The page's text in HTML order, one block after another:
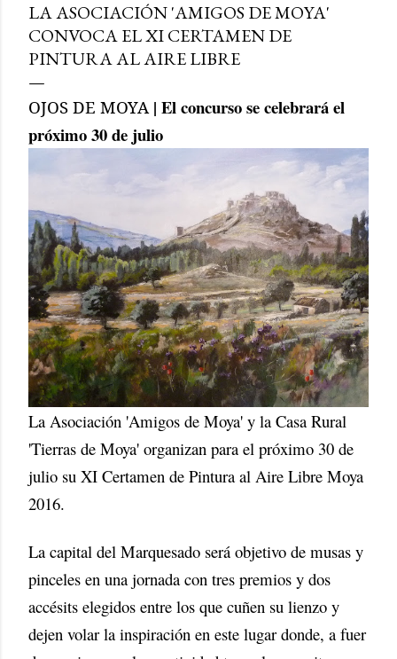
LA ASOCIACIÓN 'AMIGOS DE MOYA'
CONVOCA EL XI CERTAMEN DE
PINTURA AL AIRE LIBRE
OJOS DE MOYA| El concurso se celebrará el
próximo 30 de julio
La Asociación 'Amigos de Moya' y la Casa Rural
'Tierras de Moya' organizan para el próximo 30 de
julio su XI Certamen de Pintura al Aire Libre Moya
2016.
La capital del Marquesado será objetivo de musas y
pinceles en una jornada con tres premios y dos
accésits elegidos entre los que cuñen su lienzo y
dejen volar la inspiración en este lugar donde, a fuer